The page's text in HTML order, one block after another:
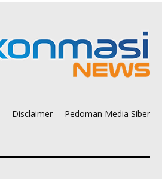
Disclaimer Pedoman Media Siber